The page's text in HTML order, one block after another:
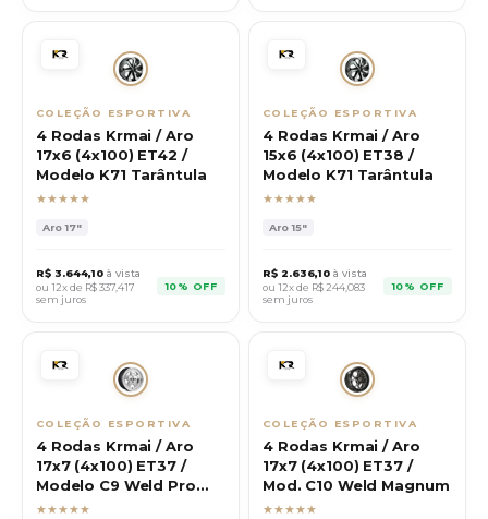
COLEÇÃO ESPORTIVA
4 Rodas Krmai / Aro
17x6 (4x100) ET42 /
Modelo K71 Tarântula
★★★★★
Aro17"
R$ 3.644,10 à vista
ou 12x de R$337,417
sem juros
10% OFF
COLEÇÃO ESPORTIVA
4 Rodas Krmai / Aro
15x6 (4x100) ET38 /
Modelo K71 Tarântula
★★★★★
Aro15"
R$ 2.636,10 à vista
ou 12x de R$244,083
sem juros
10% OFF
COLEÇÃO ESPORTIVA
4 Rodas Krmai / Aro
17x7 (4x100) ET37 /
Modelo C9 Weld Pro
Star
★★★★★
COLEÇÃO ESPORTIVA
4 Rodas Krmai / Aro
17x7 (4x100) ET37 /
Mod. C10 Weld Magnum
★★★★★